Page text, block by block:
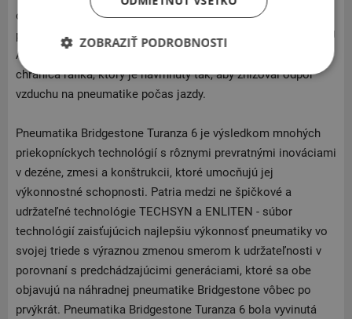
o 4 % oproti svojmu predchodcovi a vo vybraných rozmeroch
ponúka najlepší valivý odpor vo svojej triede s označením EU
A-grade. K tomu prispieva zavedenie aerodynamického
chrániča ráfika, ktorý je navrhnutý tak, aby znižoval odpor
vzduchu na pneumatike počas jazdy.
Pneumatika Bridgestone Turanza 6 je výsledkom mnohých
priekopníckych technológií s rôznymi prevratnými inováciami
v dezéne, zmesi a konštrukcii, ktoré umocňujú jej
výkonnostné schopnosti. Patria medzi ne špičkové a
udržateľné technológie TECHSYN a ENLITEN - súbor
technológií zaisťujúcich najlepšiu výkonnosť pneumatiky vo
svojej triede s výraznou zmenou smerom k udržateľnosti v
porovnaní s predchádzajúcimi generáciami, ktoré sa obe
objavujú na náhradnej pneumatike Bridgestone vôbec po
prvýkrát. Pneumatika Bridgestone Turanza 6 bola vyvinutá
ZOBRAZIŤ PODROBNOSTI